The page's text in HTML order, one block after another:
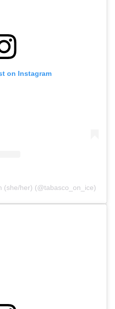
on Instagram
(she/her) (@tabasco_on_ice)